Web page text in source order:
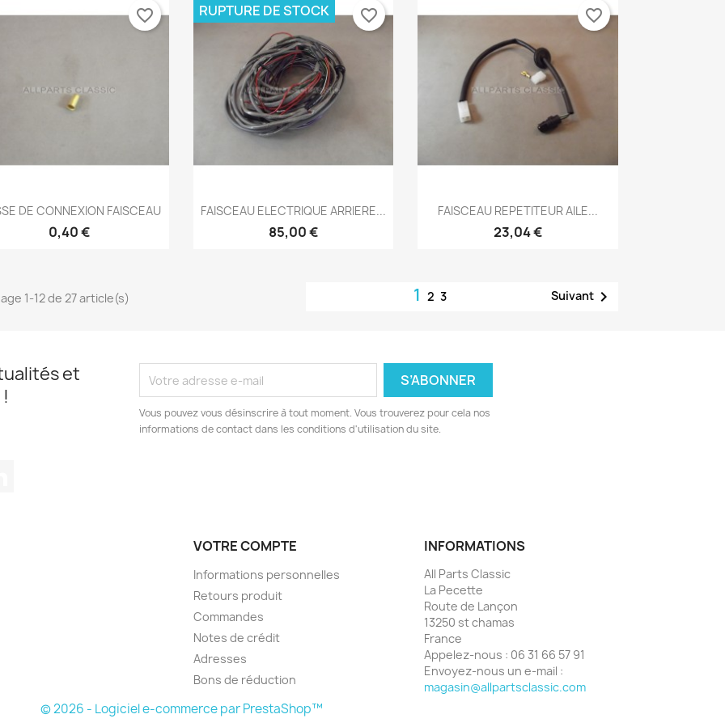
Aperçu rapide
DE CONNEXION FAISCEAU
0,40 €
favorite_border
Aperçu rapide
FAISCEAU ELECTRIQUE ARRIERE...
85,00 €
RUPTURE DE STOCK favorite_border
Aperçu rapide
FAISCEAU REPETITEUR AILE...
23,04 €
favorite_border
1-12 de 27 article(s) 1 2 3 Suivant
et
Vous pouvez vous désinscrire à tout moment. Vous trouverez pour cela nos
informations de contact dans les conditions d'utilisation du site.
VOTRE COMPTE
Informations personnelles
Retours produit
Commandes
Notes de crédit
Adresses
Bons de réduction
INFORMATIONS
All Parts Classic
La Pecette
Route de Lançon
13250 st chamas
France
Appelez-nous : 06 31 66 57 91
Envoyez-nous un e-mail :
magasin@allpartsclassic.com
© 2026 - Logiciel e-commerce par PrestaShop™